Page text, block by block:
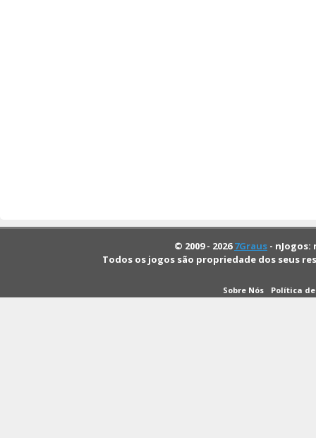
© 2009 - 20267Graus -
Todos os jogos são propriedade dos seus
Sobre Nós Política